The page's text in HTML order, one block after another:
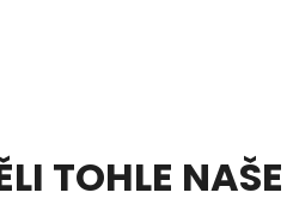
TOHLE NAŠE